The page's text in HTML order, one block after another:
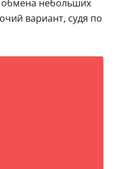
обмена небольших
вариант, судя по